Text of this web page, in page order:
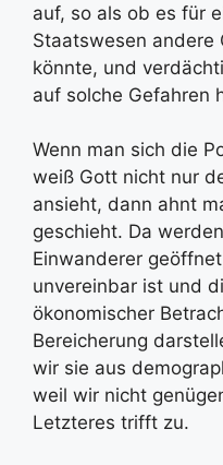
auf, so als ob es für
Staatswesen andere
könnte, und
auf solche Gefahren
Wenn man sich die
weiß Gott nicht nur
ansieht, dann ahnt
geschieht. Da
Einwanderer
unvereinbar ist und
ökonomischer
Bereicherung
wir sie aus
weil wir nicht
Letzteres trifft zu.